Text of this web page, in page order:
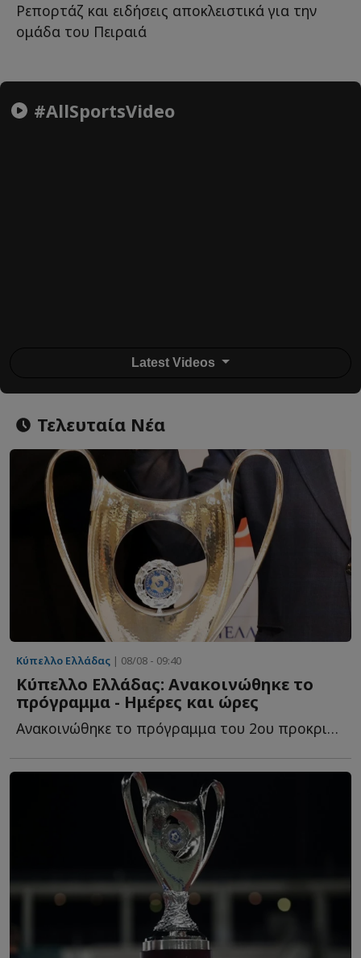
Ρεπορτάζ και ειδήσεις αποκλειστικά για την
ομάδα του Πειραιά
#AllSportsVideo
Latest Videos
Τελευταία Νέα
Κύπελλο Ελλάδας | 08/08 - 09:40
Κύπελλο Ελλάδας: Ανακοινώθηκε το
πρόγραμμα - Ημέρες και ώρες
Ανακοινώθηκε το πρόγραμμα του 2ου προκριματικού γύρου τ...